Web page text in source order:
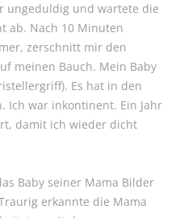
ungeduldig und wartete die
ab. Nach 10 Minuten
zerschnitt mir den
meinen Bauch. Mein Baby
Es hat in den
Ich war inkontinent. Ein Jahr
damit ich wieder dicht
Baby seiner Mama Bilder
erkannte die Mama